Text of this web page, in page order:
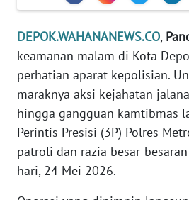
DEPOK.WAHANANEWS.CO,
keamanan malam di Kota
perhatian aparat kepolisian.
maraknya aksi kejahatan
hingga gangguan kamtibmas
Perintis Presisi (3P) Polres
patroli dan razia besar-
hari, 24 Mei 2026.
KARIR
Wahana
News
Regional
WN
SUMUT